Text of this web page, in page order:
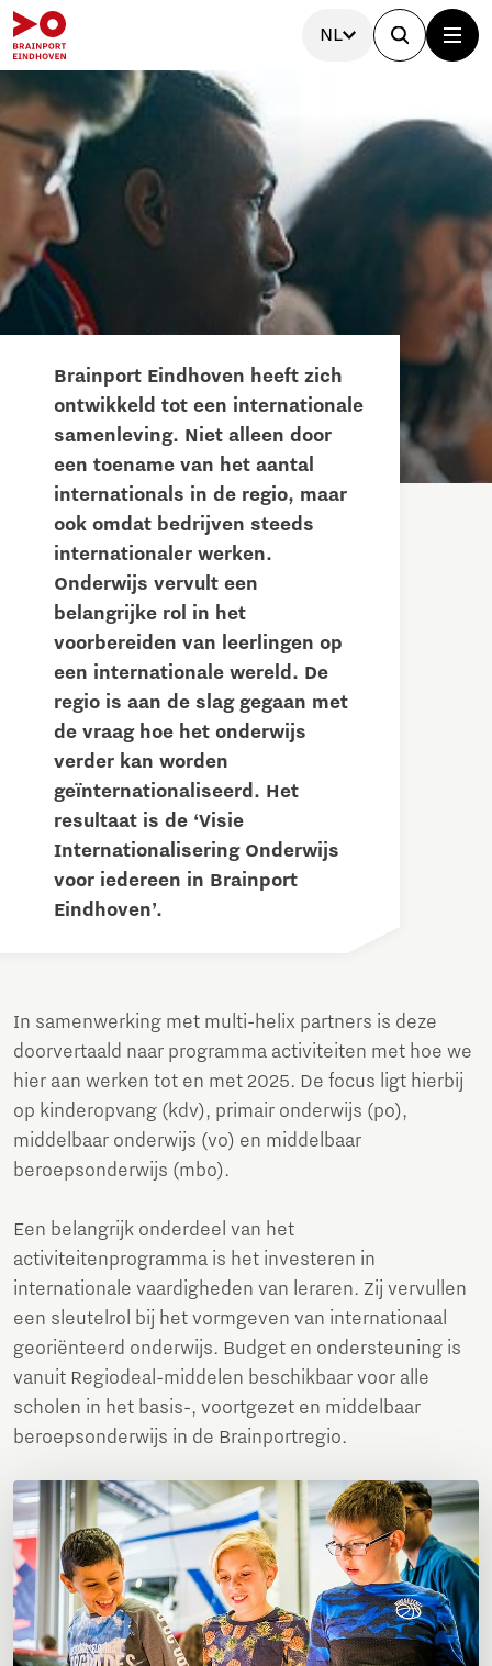
NL
Brainport Eindhoven heeft zich
ontwikkeld tot een internationale
samenleving. Niet alleen door
een toename van het aantal
internationals in de regio, maar
ook omdat bedrijven steeds
internationaler werken.
Onderwijs vervult een
belangrijke rol in het
voorbereiden van leerlingen op
een internationale wereld. De
regio is aan de slag gegaan met
de vraag hoe het onderwijs
verder kan worden
geïnternationaliseerd. Het
resultaat is de ‘Visie
Internationalisering Onderwijs
voor iedereen in Brainport
Eindhoven’.
In samenwerking met multi-helix partners is deze
doorvertaald naar programma activiteiten met hoe we
hier aan werken tot en met 2025. De focus ligt hierbij
op kinderopvang (kdv), primair onderwijs (po),
middelbaar onderwijs (vo) en middelbaar
beroepsonderwijs (mbo).
Een belangrijk onderdeel van het
activiteitenprogramma is het investeren in
internationale vaardigheden van leraren. Zij vervullen
een sleutelrol bij het vormgeven van internationaal
georiënteerd onderwijs. Budget en ondersteuning is
vanuit Regiodeal-middelen beschikbaar voor alle
scholen in het basis-, voortgezet en middelbaar
beroepsonderwijs in de Brainportregio.